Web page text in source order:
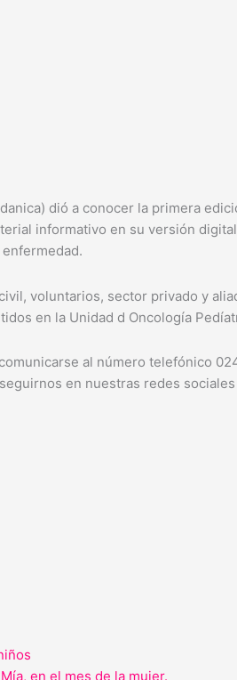
dió a conocer la primera
informativo en su versión
voluntarios, sector privado y
en la Unidad d Oncología
al número telefónico
en nuestras redes
en el mes de la mujer.